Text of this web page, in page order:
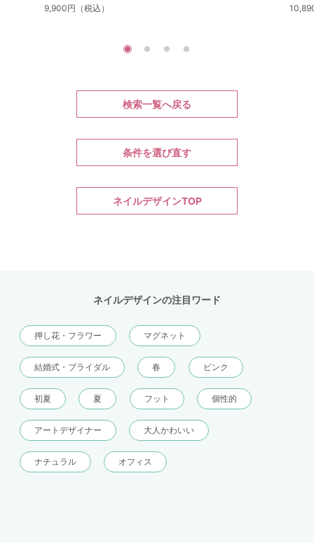
9,900円（税込）
検索一覧へ戻る
条件を選び直す
ネイルデザインTOP
ネイルデザインの注目ワード
押し花・フラワー マグネット
結婚式・ブライダル 春 ピンク
初夏 夏 フット 個性的
アートデザイナー 大人かわいい
ナチュラル オフィス